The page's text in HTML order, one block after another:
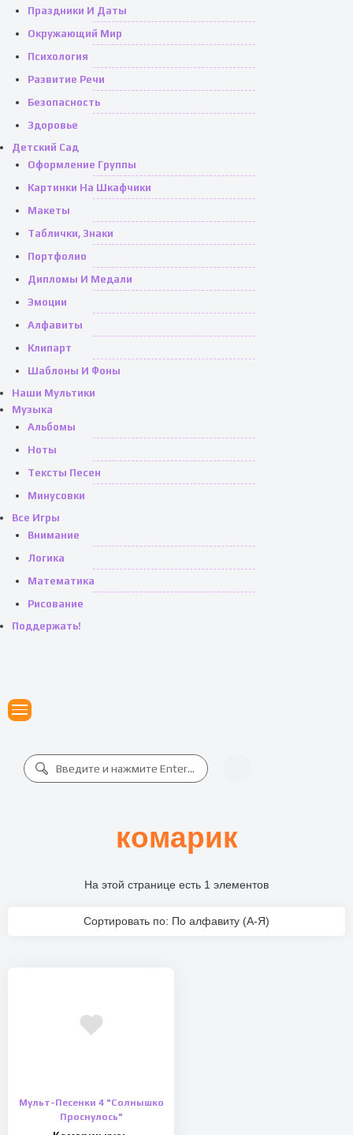
Праздники И Даты
Окружающий Мир
Психология
Развитие Речи
Безопасность
Здоровье
Детский Сад
Оформление Группы
Картинки На Шкафчики
Макеты
Таблички, Знаки
Портфолио
Дипломы И Медали
Эмоции
Алфавиты
Клипарт
Шаблоны И Фоны
Наши Мультики
Музыка
Альбомы
Ноты
Тексты Песен
Минусовки
Все Игры
Внимание
Логика
Математика
Рисование
Поддержать!
комарик
Сортировать по: По алфавиту (А-Я)
На этой странице есть 1 элементов
Мульт-Песенки 4 "Солнышко
Проснулось"